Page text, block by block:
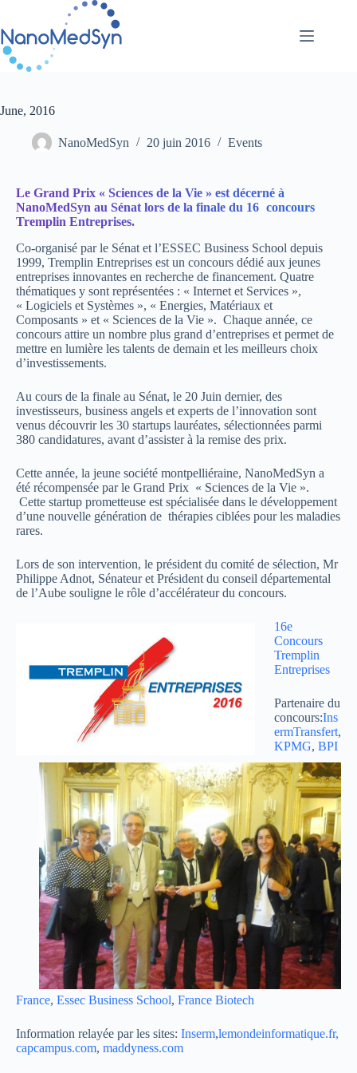
contenu
June, 2016
NanoMedSyn 20 juin 2016 Events
Le Grand Prix « Sciences de la Vie » est décerné à
NanoMedSyn au Sénat lors de la finale du 16 concours
Tremplin Entreprises.
Co-organisé par le Sénat et l’ESSEC Business School depuis
1999, Tremplin Entreprises est un concours dédié aux jeunes
entreprises innovantes en recherche de financement. Quatre
thématiques y sont représentées : « Internet et Services »,
« Logiciels et Systèmes », « Energies, Matériaux et
Composants » et « Sciences de la Vie ». Chaque année, ce
concours attire un nombre plus grand d’entreprises et permet de
mettre en lumière les talents de demain et les meilleurs choix
d’investissements.
Au cours de la finale au Sénat, le 20 Juin dernier, des
investisseurs, business angels et experts de l’innovation sont
venus découvrir les 30 startups lauréates, sélectionnées parmi
380 candidatures, avant d’assister à la remise des prix.
Cette année, la jeune société montpelliéraine, NanoMedSyn a
été récompensée par le Grand Prix « Sciences de la Vie ».
Cette startup prometteuse est spécialisée dans le développement
d’une nouvelle génération de thérapies ciblées pour les maladies
rares.
Lors de son intervention, le président du comité de sélection, Mr
Philippe Adnot, Sénateur et Président du conseil départemental
de l’Aube souligne le rôle d’accélérateur du concours.
16e
Concours
Tremplin
Entreprises
Partenaire du
concours:Ins
ermTransfert,
KPMG, BPI
France, Essec Business School, France Biotech
Information relayée par les sites: Inserm,lemondeinformatique.fr,
capcampus.com, maddyness.com